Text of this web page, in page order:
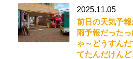
2025.11.05
前日の天気予
雨予報だった
ゃ～どうすん
てたんだけん